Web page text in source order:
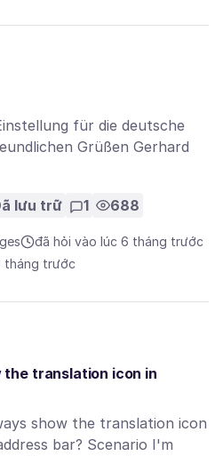
für die deutsche
Grüßen Gerhard
lưu trữ 1 688
đã hỏi vào lúc 6 tháng trước
tháng trước
the translation icon in
show the translation icon
bar? Scenario I'm